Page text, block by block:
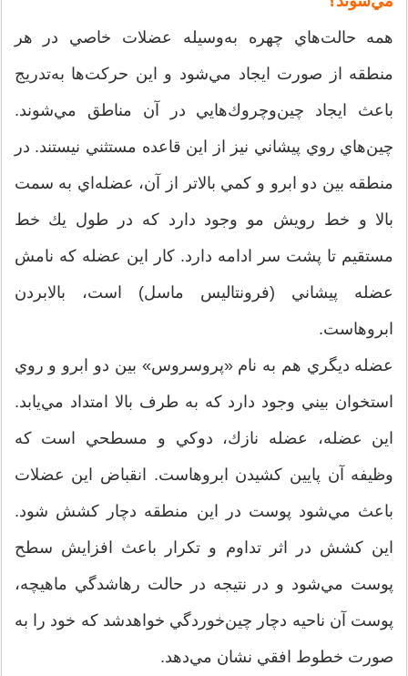
همه حالت‌هاي چهره به‌وسيله عضلات خاصي در هر
منطقه از صورت ايجاد مي‌شود و اين حركت‌ها به‌تدريج
باعث ايجاد چين‌وچروك‌هايي در آن مناطق مي‌شوند.
چين‌هاي روي پيشاني نيز از اين قاعده مستثني نيستند. در
منطقه بين دو ابرو و كمي بالاتر از آن، عضله‌اي به سمت
بالا و خط رويش مو وجود دارد كه در طول يك خط
مستقيم تا پشت سر ادامه دارد. كار اين عضله كه نامش
عضله پيشاني (فرونتاليس ماسل) است، بالابردن
ابروهاست.
عضله ديگري هم به نام «پروسروس» بين دو ابرو و روي
استخوان بيني وجود دارد كه به طرف بالا امتداد مي‌يابد.
اين عضله، عضله نازك، دوكي و مسطحي است كه
وظيفه آن پايين كشيدن ابروهاست. انقباض اين عضلات
باعث مي‌شود پوست در اين منطقه دچار كشش شود.
اين كشش در اثر تداوم و تكرار باعث افزايش سطح
پوست مي‌شود و در نتيجه در حالت رهاشدگي ماهيچه،
پوست آن ناحيه دچار چين‌خوردگي خواهدشد كه خود را به
صورت خطوط افقي نشان مي‌دهد.